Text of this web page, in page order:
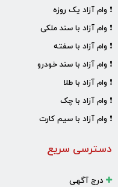
❗ وام آزاد یک روزه
❗ وام آزاد با سند ملکی
❗ وام آزاد با سفته
❗ وام آزاد با سند خودرو
❗ وام آزاد با طلا
❗ وام آزاد با چک
❗ وام آزاد با سیم کارت
دسترسی سریع
درج آگهی